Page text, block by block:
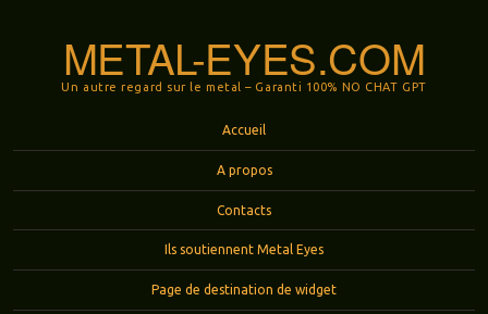
METAL-EYES.COM
Un autre regard sur le metal – Garanti 100% NO CHAT GPT
Accueil
A propos
Contacts
Ils soutiennent Metal Eyes
Page de destination de widget